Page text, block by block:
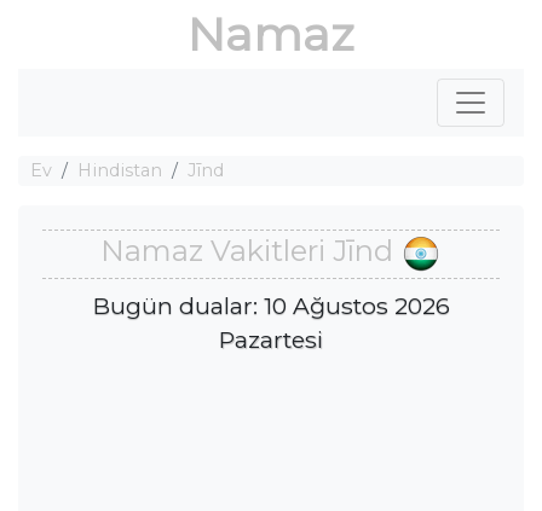
Namaz
Ev Hindistan Jīnd
Namaz Vakitleri Jīnd
Bugün dualar: 10 Ağustos 2026
Pazartesi